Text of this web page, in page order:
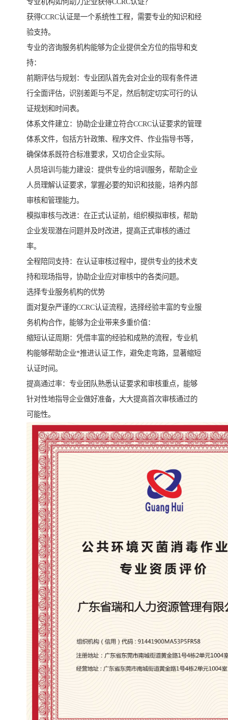
获得CCRC认证是一个系统性工程，需要专业的知识和经
验支持。
专业的咨询服务机构能够为企业提供全方位的指导和支
持：
前期评估与规划：专业团队首先会对企业的现有条件进
行全面评估，识别差距与不足，然后制定切实可行的认
证规划和时间表。
体系文件建立：协助企业建立符合CCRC认证要求的管理
体系文件，包括方针政策、程序文件、作业指导书等，
确保体系既符合标准要求，又切合企业实际。
人员培训与能力建设：提供专业的培训服务，帮助企业
人员理解认证要求，掌握必要的知识和技能，培养内部
审核和管理能力。
模拟审核与改进：在正式认证前，组织模拟审核，帮助
企业发现潜在问题并及时改进，提高正式审核的通过
率。
全程陪同支持：在认证审核过程中，提供专业的技术支
持和现场指导，协助企业应对审核中的各类问题。
选择专业服务机构的优势
面对复杂严谨的CCRC认证流程，选择经验丰富的专业服
务机构合作，能够为企业带来多重价值：
缩短认证周期：凭借丰富的经验和成熟的流程，专业机
构能够帮助企业*推进认证工作，避免走弯路，显著缩短
认证时间。
提高通过率：专业团队熟悉认证要求和审核重点，能够
针对性地指导企业做好准备，大大提高首次审核通过的
可能性。